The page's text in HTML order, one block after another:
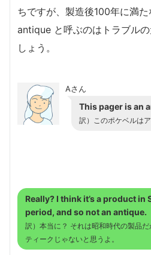
ちですが、製造後100年に満
antique と呼ぶのはトラブル
しょう。
Aさん
This pager is an
訳）このポケベルは
Really? I think it’s a product in
period, and so not an antique.
訳）本当に？ それは昭和時代の製品だ
ティークじゃないと思うよ。